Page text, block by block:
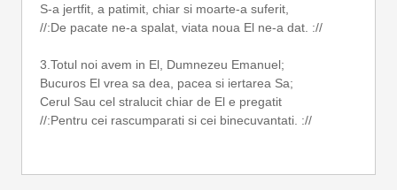
S-a jertfit, a patimit, chiar si moarte-a suferit,
//:De pacate ne-a spalat, viata noua El ne-a dat. ://
3.Totul noi avem in El, Dumnezeu Emanuel;
Bucuros El vrea sa dea, pacea si iertarea Sa;
Cerul Sau cel stralucit chiar de El e pregatit
//:Pentru cei rascumparati si cei binecuvantati. ://